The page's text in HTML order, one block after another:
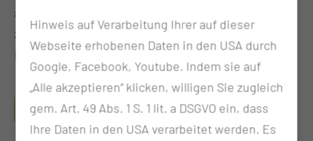
ambulante Versorgung, Pflege und Prävention und
zeigen auf, welche Chancen sich daraus für
Regionen und Versorgungseinrichtungen ergeben.
DAS MEDIZINKONZEPT DER MEDIZINISCHEN
UNIVERSITÄT LAUSITZ
Hinweis auf Verarbeitung Ihrer auf dieser
Webseite erhobenen Daten in den USA durch
Google, Facebook, Youtube. Indem sie auf
„Alle akzeptieren“ klicken, willigen Sie zugleich
gem. Art. 49 Abs. 1 S. 1 lit. a DSGVO ein, dass
Ihre Daten in den USA verarbeitet werden. Es